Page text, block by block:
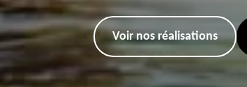
Voir nos réalisations